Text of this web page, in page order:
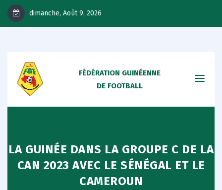
dimanche, Août 9, 2026
FÉDÉRATION GUINÉENNE
DE FOOTBALL
LA GUINÉE DANS LA GROUPE C DE LA
CAN 2023 AVEC LE SÉNÉGAL ET LE
CAMEROUN